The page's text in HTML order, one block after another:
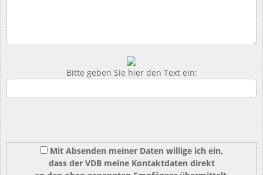
Bitte geben Sie hier den Text ein:
Mit Absenden meiner Daten willige ich ein,
dass der VDB meine Kontaktdaten direkt